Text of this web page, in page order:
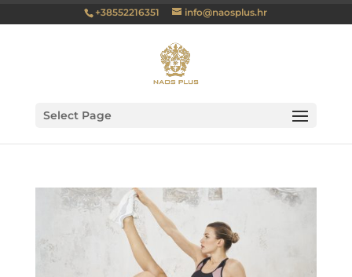
+38552216351 info@naosplus.hr
Select Page